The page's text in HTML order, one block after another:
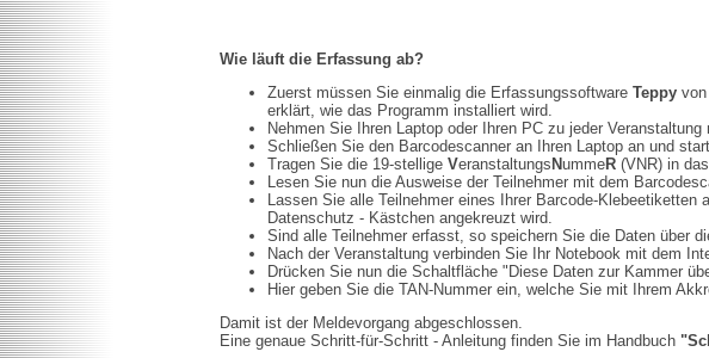
Wie läuft die Erfassung ab?
Zuerst müssen Sie einmalig die Erfassungssoftware Teppy
erklärt, wie das Programm installiert wird.
Nehmen Sie Ihren Laptop oder Ihren PC zu jeder
Schließen Sie den Barcodescanner an Ihren Laptop an und
Tragen Sie die 19-stellige Veranstaltungs NummeR (VNR) in
Lesen Sie nun die Ausweise der Teilnehmer mit dem
Lassen Sie alle Teilnehmer eines Ihrer Barcode-
Datenschutz - Kästchen angekreuzt wird.
Sind alle Teilnehmer erfasst, so speichern Sie die Daten über
Nach der Veranstaltung verbinden Sie Ihr Notebook mit dem
Drücken Sie nun die Schaltfläche "Diese Daten zur Kammer
Hier geben Sie die TAN-Nummer ein, welche Sie mit Ihrem
Damit ist der Meldevorgang abgeschlossen.
Eine genaue Schritt-für-Schritt - Anleitung finden Sie im Handbuch